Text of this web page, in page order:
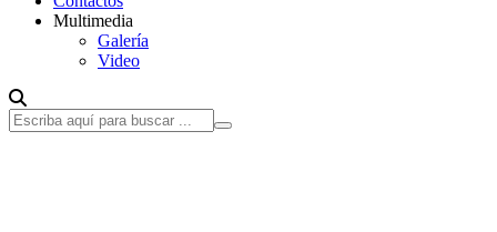
Multimedia
Galería
Video